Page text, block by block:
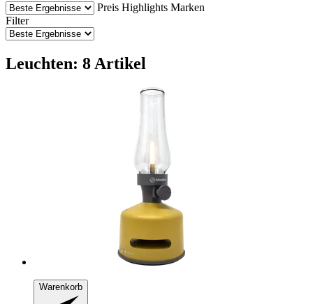
Preis Highlights Marken
Filter
Leuchten: 8 Artikel
Warenkorb